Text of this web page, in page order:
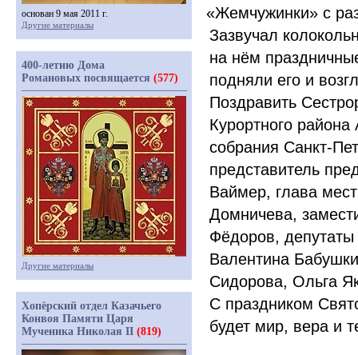
«Жемчужинки» с
Зазвучал
на нём
подняли его и
Поздравить
Курортного
собрания Санкт-
представитель
Ваймер, глава
Домничева,
Фёдоров,
Валентина
Сидорова, Ольга
С праздником
будет мир, вера и
основан 9 мая 2011 г.
Другие материалы
400-летию Дома
Романовых посвящается (577)
Другие материалы
Хопёрский отдел Казачьего
Конвоя Памяти Царя
Мученика Николая II (819)